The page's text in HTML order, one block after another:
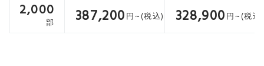
2,000 387,200 328,900